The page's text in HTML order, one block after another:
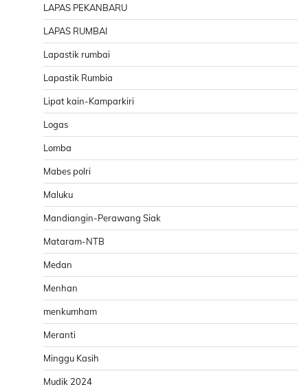
LAPAS PEKANBARU
LAPAS RUMBAI
Lapastik rumbai
Lapastik Rumbia
Lipat kain-Kamparkiri
Logas
Lomba
Mabes polri
Maluku
Mandiangin-Perawang Siak
Mataram-NTB
Medan
Menhan
menkumham
Meranti
Minggu Kasih
Mudik 2024